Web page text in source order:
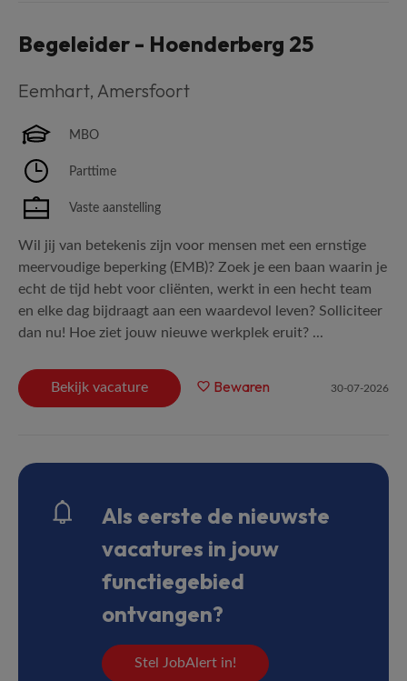
Begeleider - Hoenderberg 25
Eemhart, Amersfoort
MBO
Parttime
Vaste aanstelling
Wil jij van betekenis zijn voor mensen met een ernstige
meervoudige beperking (EMB)? Zoek je een baan waarin je
echt de tijd hebt voor cliënten, werkt in een hecht team
en elke dag bijdraagt aan een waardevol leven? Solliciteer
dan nu! Hoe ziet jouw nieuwe werkplek eruit? ...
Bekijk vacature Bewaren 30-07-2026
Als eerste de nieuwste
vacatures in jouw
functiegebied
ontvangen?
Stel JobAlert in!